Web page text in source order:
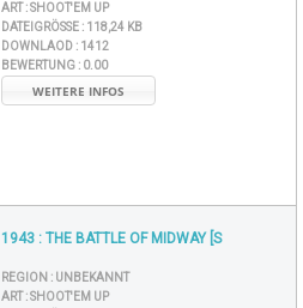
ART :SHOOT'EM UP
DATEIGRÖSSE : 118,24 KB
DOWNLAOD : 1412
BEWERTUNG : 0.00
WEITERE INFOS
1943 : THE BATTLE OF MIDWAY [S
REGION : UNBEKANNT
ART :SHOOT'EM UP